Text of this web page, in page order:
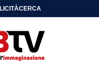
CERCA